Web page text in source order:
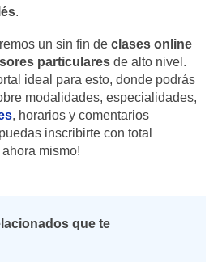
.
un sin fin de clases online
particulares de alto nivel.
ideal para esto, donde podrás
modalidades, especialidades,
, horarios y comentarios
inscribirte con total
mismo!
que te